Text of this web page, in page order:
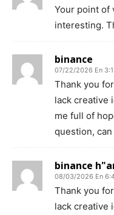
Your point of
interesting.
binance
07/22/2026 En
Thank you
lack creative
me full of
question,
binance
08/03/2026 En
Thank you
lack creative